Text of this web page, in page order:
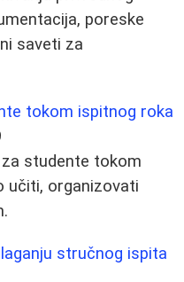
poreske
saveti za
tokom ispitnog roka
studente tokom
učiti, organizovati
stručnog ispita